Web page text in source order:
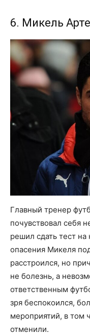
6. Микель
Главный тренер
почувствовал себя
решил сдать тест
опасения Микеля
расстроился, но
не болезнь, а
ответственным
зря беспокоился,
мероприятий, в том
отменили.